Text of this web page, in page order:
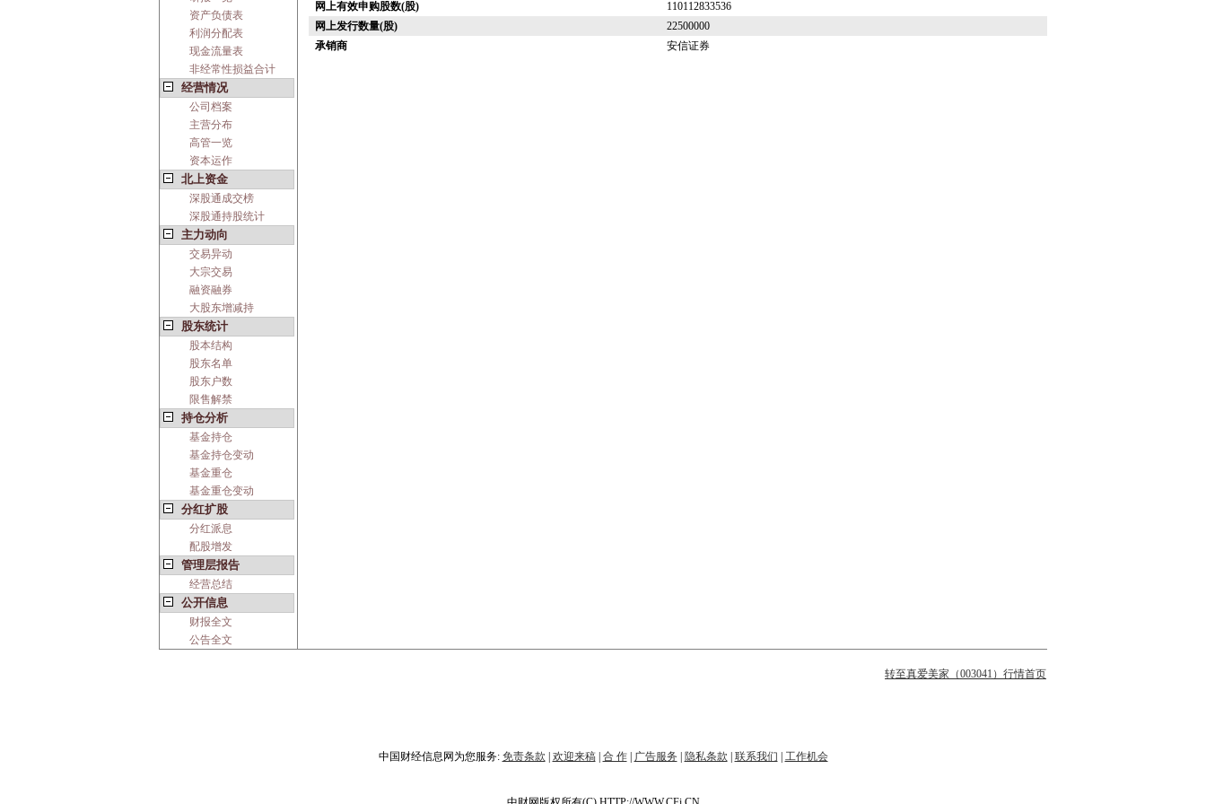
资产负债表
利润分配表
现金流量表
非经常性损益合计
经营情况
公司档案
主营分布
高管一览
资本运作
北上资金
深股通成交榜
深股通持股统计
主力动向
交易异动
大宗交易
融资融券
大股东增减持
股东统计
股本结构
股东名单
股东户数
限售解禁
持仓分析
基金持仓
基金持仓变动
基金重仓
基金重仓变动
分红扩股
分红派息
配股增发
管理层报告
经营总结
公开信息
财报全文
公告全文
网上有效申购股数(股)
110112833536
网上发行数量(股)
22500000
承销商
安信证券
转至真爱美家（003041）行情首页
中国财经信息网为您服务: 免责条款 欢迎来稿| 合 作| 广告服务 隐私条款 联系我们 工作机会